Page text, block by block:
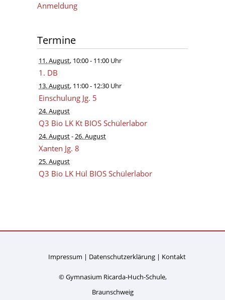
Anmeldung
Termine
11. August, 10:00- 11:00 Uhr
1. DB
13. August, 11:00- 12:30 Uhr
Einschulung Jg. 5
24. August
Q3 Bio LK Kt BIOS Schülerlabor
24. August-26. August
Xanten Jg. 8
25. August
Q3 Bio LK Hül BIOS Schülerlabor
Impressum Datenschutzerklärung Kontakt
© Gymnasium Ricarda-Huch-Schule,
Braunschweig